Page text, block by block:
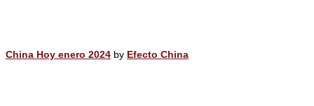
China Hoy enero 2024 by Efecto China